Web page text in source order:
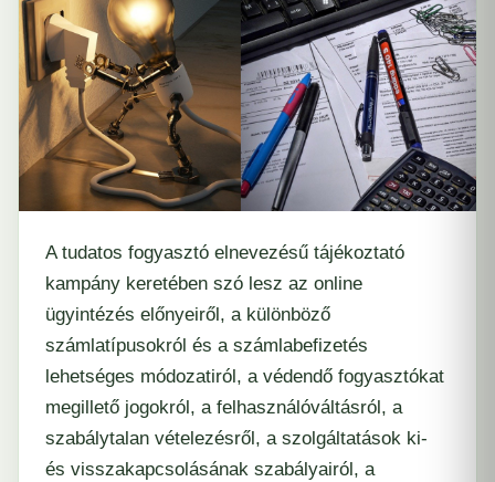
A tudatos fogyasztó elnevezésű tájékoztató
kampány keretében szó lesz az online
ügyintézés előnyeiről, a különböző
számlatípusokról és a számlabefizetés
lehetséges módozatiról, a védendő fogyasztókat
megillető jogokról, a felhasználóváltásról, a
szabálytalan vételezésről, a szolgáltatások ki-
és visszakapcsolásának szabályairól, a